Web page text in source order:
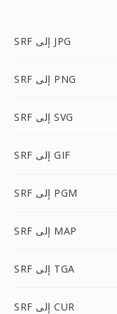
SRF إلى JPG
SRF إلى PNG
SRF إلى SVG
SRF إلى GIF
SRF إلى PGM
SRF إلى MAP
SRF إلى TGA
SRF إلى CUR